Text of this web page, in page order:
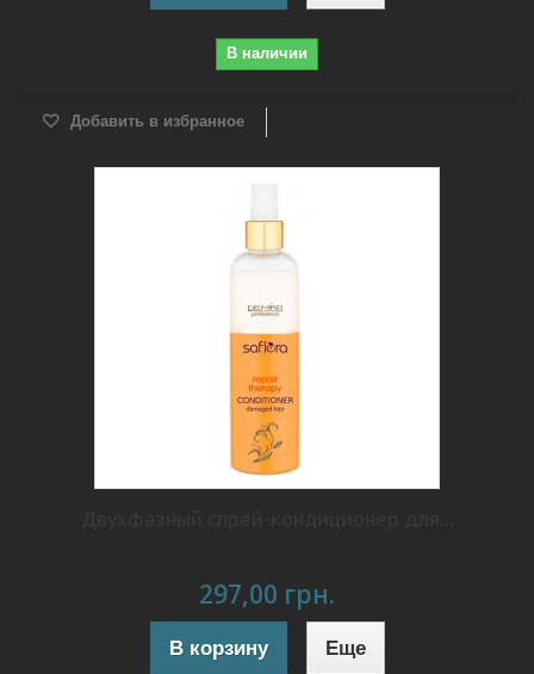
В наличии
Добавить в избранное
297,00 грн.
В корзину Еще